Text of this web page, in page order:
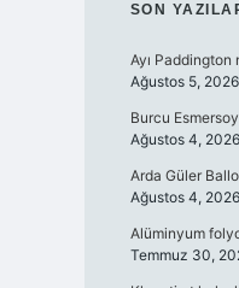
SON
Ayı Paddington
Ağustos 5, 2026
Burcu
Ağustos 4, 2026
Arda Güler
Ağustos 4, 2026
Alüminyum folyo
Temmuz 30,